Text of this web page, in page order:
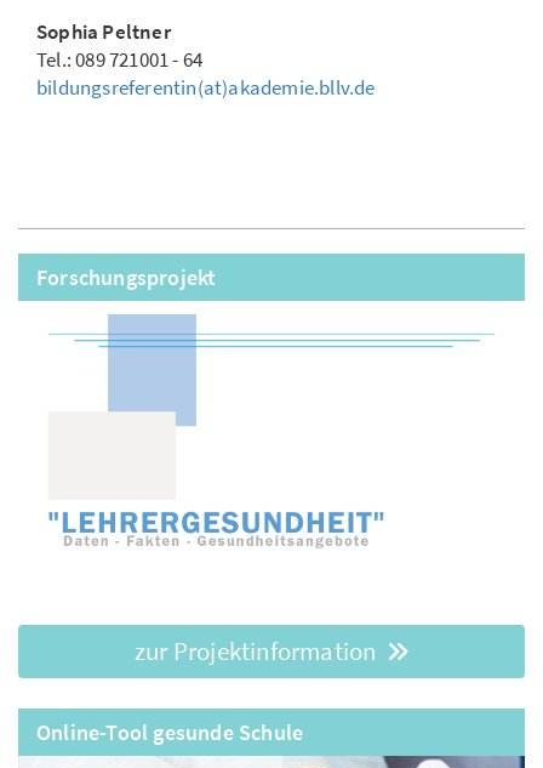
Sophia Peltner
Tel.: 089 721001 - 64
bildungsreferentin(at)akademie.bllv.de
Forschungsprojekt
zur Projektinformation
Online-Tool gesunde Schule